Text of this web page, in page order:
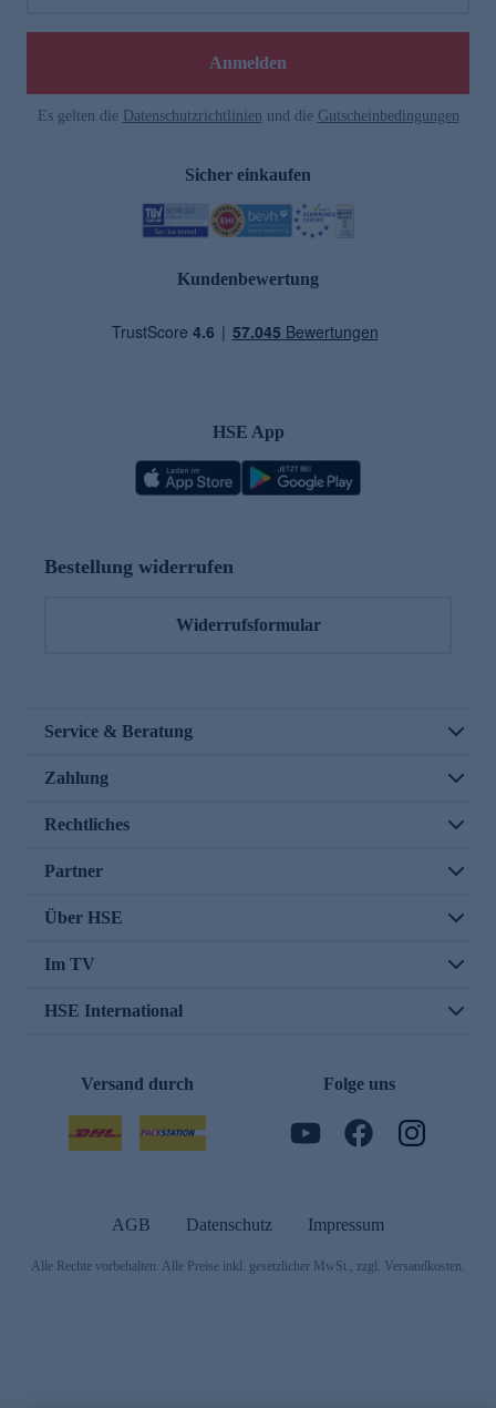
Anmelden
Es gelten die Datenschutzrichtlinien und die Gutscheinbedingungen
Sicher einkaufen
Kundenbewertung
HSE App
Bestellung widerrufen
Widerrufsformular
Service & Beratung
Zahlung
Rechtliches
Partner
Über HSE
Im TV
HSE International
Versand durch Folge uns
AGB Datenschutz Impressum
Alle Rechte vorbehalten. Alle Preise inkl. gesetzlicher MwSt., zzgl. Versandkosten.